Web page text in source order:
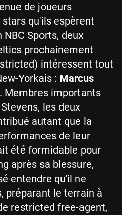
de joueurs
qu'ils espèrent
Sports, deux
prochainement
intéressent tout
Yorkais : Marcus
. Membres importants
les deux
autant que la
de leur
été formidable pour
après sa blessure,
entendre qu'il ne
préparant le terrain à
restricted free-agent,